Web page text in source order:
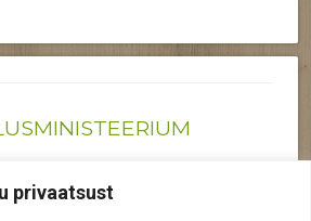
privaatsust
Reg nr: 12041719